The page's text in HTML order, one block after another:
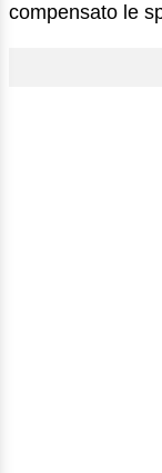
compensato le